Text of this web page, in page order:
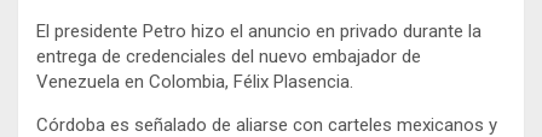
El presidente Petro hizo el anuncio en privado durante la
entrega de credenciales del nuevo embajador de
Venezuela en Colombia, Félix Plasencia.
Córdoba es señalado de aliarse con carteles mexicanos y